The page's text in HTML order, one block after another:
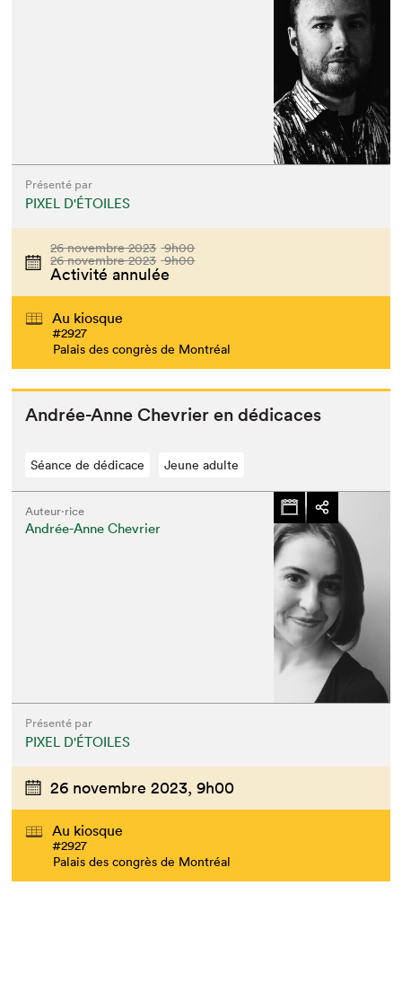
Présenté par
PIXEL D'ÉTOILES
26 novembre 2023 9h00
26 novembre 2023 9h00
Activité annulée
Au kiosque
#2927
Palais des congrès de Montréal
Andrée-Anne Chevri­er en dédicaces
Séance de dédicace Jeune adulte
Auteur·rice
Andrée-Anne Chevrier
Présenté par
PIXEL D'ÉTOILES
26 novembre 2023, 9h00
Au kiosque
#2927
Palais des congrès de Montréal